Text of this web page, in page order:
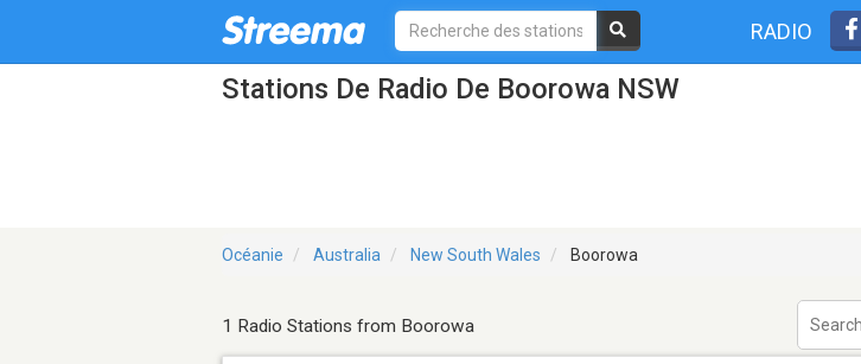
RADIO
Stations De Radio De Boorowa NSW
Océanie Australia New South Wales Boorowa
1 Radio Stations from Boorowa